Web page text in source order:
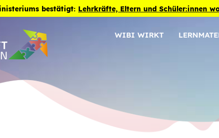
bestätigt: Lehrkräfte, Eltern und Schüler:innen
WIBI WIRKT